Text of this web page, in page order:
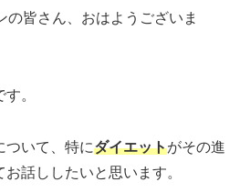
の皆さん、おはようございま
。
ついて、特にダイエットがその進
話ししたいと思います。